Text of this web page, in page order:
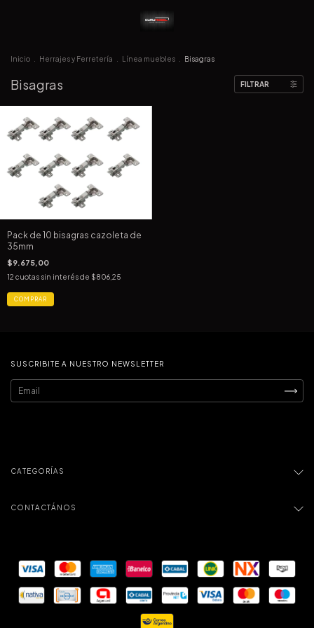
Inicio Herrajes y Ferretería Línea muebles Bisagras
Bisagras FILTRAR
Pack de 10 bisagras cazoleta de
35mm
$9.675,00
12 cuotas sin interés de $806,25
COMPRAR
SUSCRIBITE A NUESTRO NEWSLETTER
CATEGORÍAS
CONTACTÁNOS